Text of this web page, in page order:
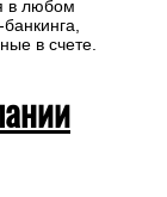
необходимо
не
Распечатать
в любом
в счете.